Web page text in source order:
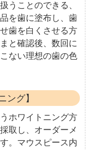
うことのできる、
を歯に塗布し、歯
歯を白くさせる方
と確認後、数回に
ない理想の歯の色
ング】
ホワイトニング方
取し、オーダーメ
。マウスピース内